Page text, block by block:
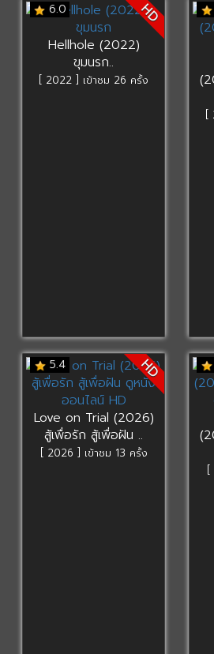
6.0 HD
Hellhole (2022)
ขุมนรก..
[ 2022 ] เข้าชม 26 ครั้ง
[
5.4 HD
Love on Trial (2026)
สู้เพื่อรัก สู้เพื่อฝัน ..
[ 2026 ] เข้าชม 13 ครั้ง
[